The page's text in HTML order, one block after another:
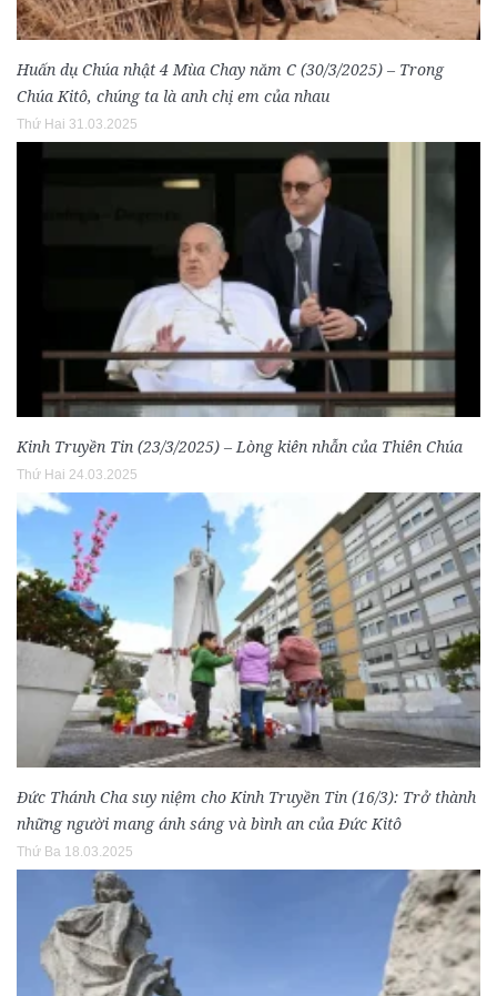
Huấn dụ Chúa nhật 4 Mùa Chay năm C (30/3/2025) – Trong
Chúa Kitô, chúng ta là anh chị em của nhau
Thứ Hai 31.03.2025
Kinh Truyền Tin (23/3/2025) – Lòng kiên nhẫn của Thiên Chúa
Thứ Hai 24.03.2025
Đức Thánh Cha suy niệm cho Kinh Truyền Tin (16/3): Trở thành
những người mang ánh sáng và bình an của Đức Kitô
Thứ Ba 18.03.2025